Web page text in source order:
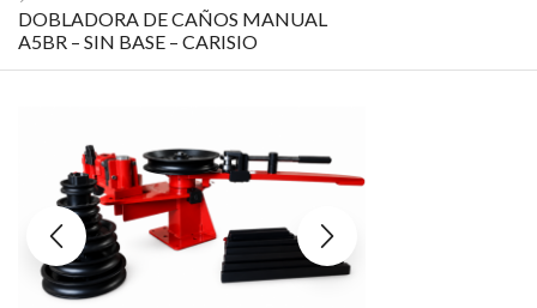
DOBLADORA DE CAÑOS MANUAL
A5BR – SIN BASE – CARISIO